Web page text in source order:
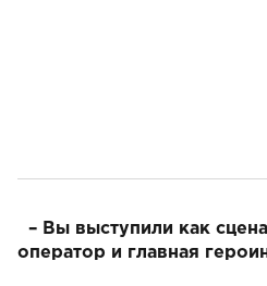
– Вы выступили как
оператор и главная